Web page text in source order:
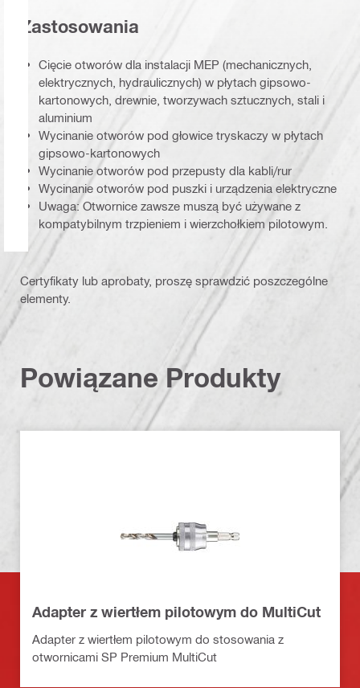
Zastosowania
Cięcie otworów dla instalacji MEP (mechanicznych,
elektrycznych, hydraulicznych) w płytach gipsowo-
kartonowych, drewnie, tworzywach sztucznych, stali i
aluminium
Wycinanie otworów pod głowice tryskaczy w płytach
gipsowo-kartonowych
Wycinanie otworów pod przepusty dla kabli/rur
Wycinanie otworów pod puszki i urządzenia elektryczne
Uwaga: Otwornice zawsze muszą być używane z
kompatybilnym trzpieniem i wierzchołkiem pilotowym.
Certyfikaty lub aprobaty, proszę sprawdzić poszczególne
elementy.
Powiązane Produkty
Adapter z wiertłem pilotowym do MultiCut
Adapter z wiertłem pilotowym do stosowania z
otwornicami SP Premium MultiCut